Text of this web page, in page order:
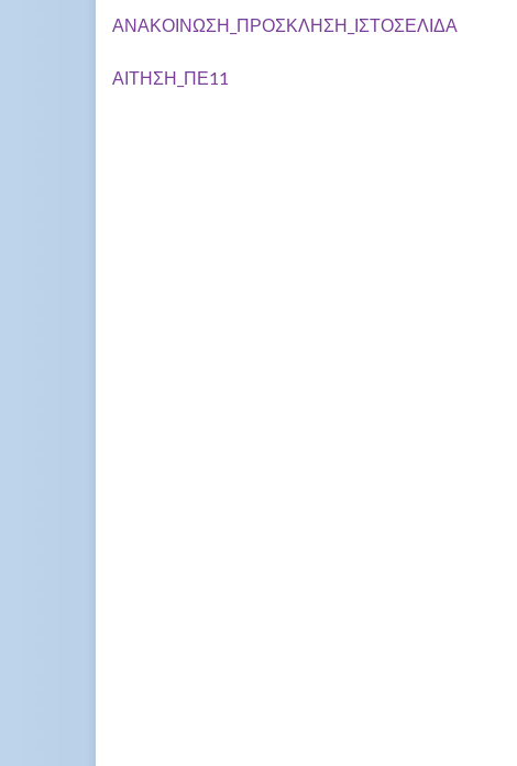
ΑΝΑΚΟΙΝΩΣΗ_ΠΡΟΣΚΛΗΣΗ_ΙΣΤΟΣΕΛΙΔΑ
ΑΙΤΗΣΗ_ΠΕ11